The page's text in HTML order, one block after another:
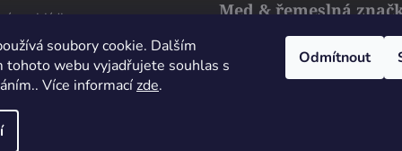
soubory cookie. Dalším
tohoto webu vyjadřujete souhlas s
Více informacízde.
Odmítnout
prohlídka
Med & řemeslná
harmonie přírody a